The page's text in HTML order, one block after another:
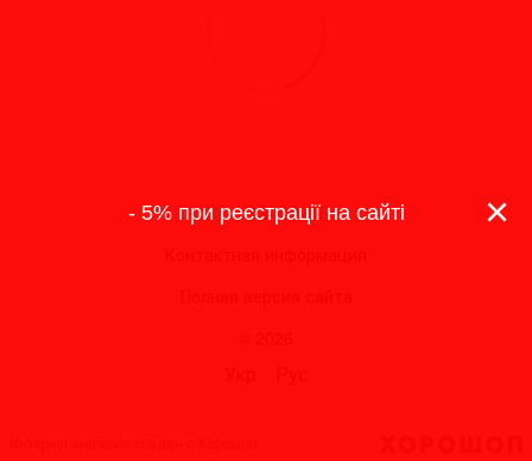
093-193-69-96 ×
- 5% при реєстрації на сайті